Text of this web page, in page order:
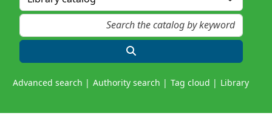
Advanced search Authority search Tag cloud Library